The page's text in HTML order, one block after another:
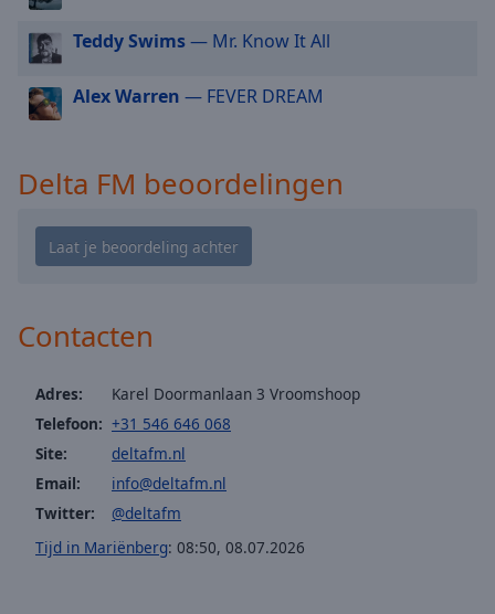
window.
cancel
close
the
window.
Background
Color
Opacity
Teddy Swims— Mr. Know It All
Alex Warren — FEVER DREAM
Delta FM beoordelingen
Contacten
Adres:
Karel Doormanlaan 3 Vroomshoop
Telefoon: +31 546 646 068
Site:
deltafm.nl
Email:
info@deltafm.nl
Twitter:
@deltafm
Tijd in Mariënberg: 08:50, 08.07.2026